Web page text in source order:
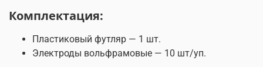
Комплектация:
Пластиковый футляр — 1 шт.
Электроды вольфрамовые — 10 шт/уп.